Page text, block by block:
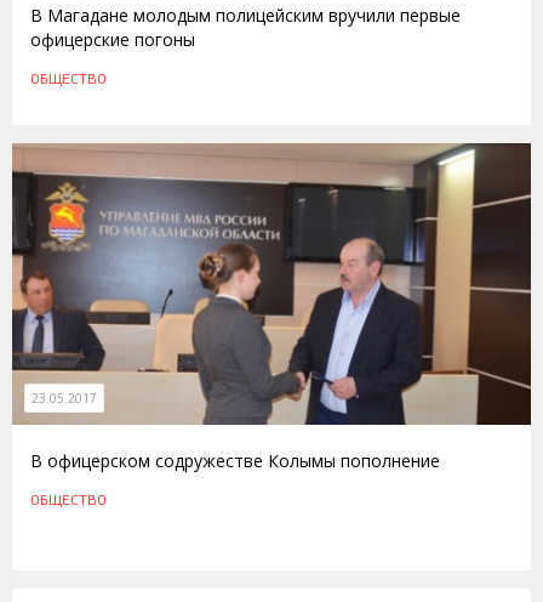
В Магадане молодым полицейским вручили первые
офицерские погоны
ОБЩЕСТВО
23.05.2017
В офицерском содружестве Колымы пополнение
ОБЩЕСТВО